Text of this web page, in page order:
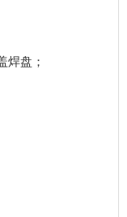
焊盘；